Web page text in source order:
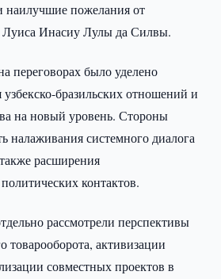
наилучшие пожелания от
Луиса Инасиу Лулы да Силвы.
переговорах было уделено
бразильских отношений и
на новый уровень. Стороны
налаживания системного диалога
расширения
контактов.
рассмотрели перспективы
товарооборота, активизации
совместных проектов в